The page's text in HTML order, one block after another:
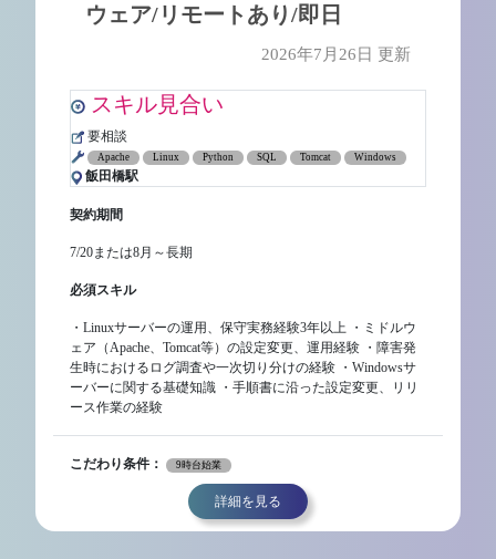
ウェア/リモートあり/即日
2026年7月26日 更新
スキル見合い
要相談
Apache Linux Python SQL Tomcat Windows
飯田橋駅
契約期間
7/20または8月～長期
必須スキル
・Linuxサーバーの運用、保守実務経験3年以上 ・ミドルウ
ェア（Apache、Tomcat等）の設定変更、運用経験 ・障害発
生時におけるログ調査や一次切り分けの経験 ・Windowsサ
ーバーに関する基礎知識 ・手順書に沿った設定変更、リリ
ース作業の経験
こだわり条件： 9時台始業
詳細を見る